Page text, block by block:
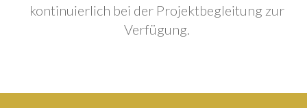
kontinuierlich bei der Projektbegleitung zur
Verfügung.